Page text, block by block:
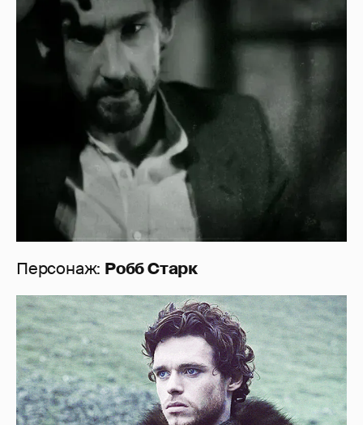
Персонаж: Робб Старк